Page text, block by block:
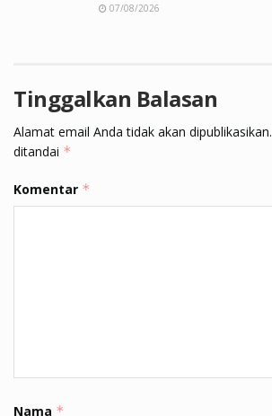
07/08/2026
Tinggalkan Balasan
Alamat email Anda tidak akan dipublikasikan.
ditandai *
Komentar *
Nama *